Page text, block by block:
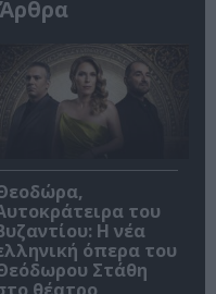
του
Η νέα
όπερα του
Στάθη